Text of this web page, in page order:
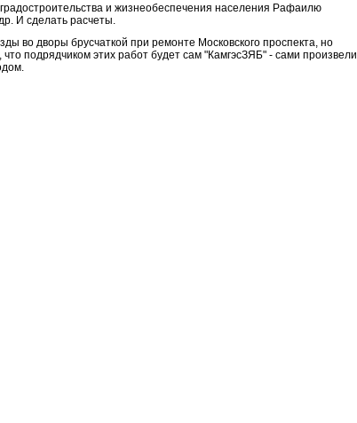
и жизнеобеспечения населения Рафаилю
И сделать расчеты.
во дворы брусчаткой при ремонте Московского проспекта, но
подрядчиком этих работ будет сам "КамгэсЗЯБ" - сами произвели,